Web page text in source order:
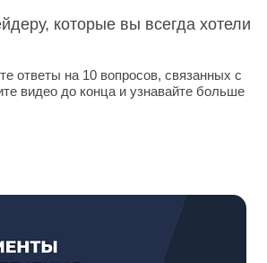
которые вы всегда хотели
ответы на 10 вопросов, связанных с
видео до конца и узнавайте больше